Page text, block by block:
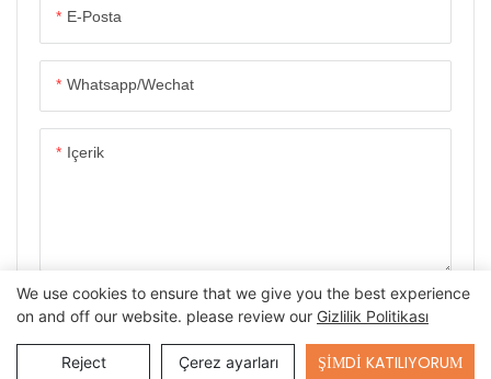
E-Posta
Whatsapp/wechat
Içerik
ŞIMDI SORUŞTURMA
Send Inquiry
We use cookies to ensure that we give you the best experience
on and off our website. please review our Gizlilik Politikası
Reject Çerez ayarları ŞIMDI KATILIYORUM